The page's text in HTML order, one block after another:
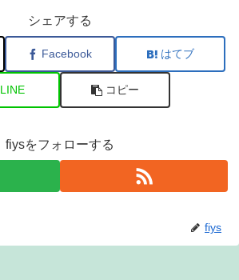
シェアする
Facebook はてブ
LINE コピー
fiysをフォローする
fiys